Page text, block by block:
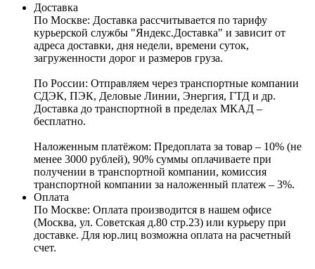
Доставка
По Москве: Доставка рассчитывается по тарифу
курьерской службы "Яндекс.Доставка" и зависит от
адреса доставки, дня недели, времени суток,
загруженности дорог и размеров груза.
По России: Отправляем через транспортные компании
СДЭК, ПЭК, Деловые Линии, Энергия, ГТД и др.
Доставка до транспортной в пределах МКАД –
бесплатно.
Наложенным платёжом: Предоплата за товар – 10% (не
менее 3000 рублей), 90% суммы оплачиваете при
получении в транспортной компании, комиссия
транспортной компании за наложенный платеж – 3%.
Оплата
По Москве: Оплата производится в нашем офисе
(Москва, ул. Советская д.80 стр.23) или курьеру при
доставке. Для юр.лиц возможна оплата на расчетный
счет.